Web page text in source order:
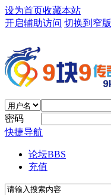
设为首页收藏本站
开启辅助访问 切换到窄版
密码
快捷导航
论坛BBS
充值